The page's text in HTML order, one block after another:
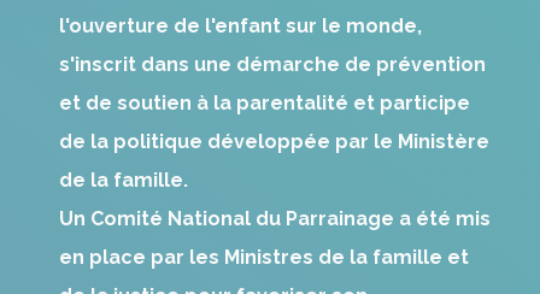
l'ouverture de l'enfant sur le monde,
s'inscrit dans une démarche de prévention
et de soutien à la parentalité et participe
de la politique développée par le Ministère
de la famille.
Un Comité National du Parrainage a été mis
en place par les Ministres de la famille et